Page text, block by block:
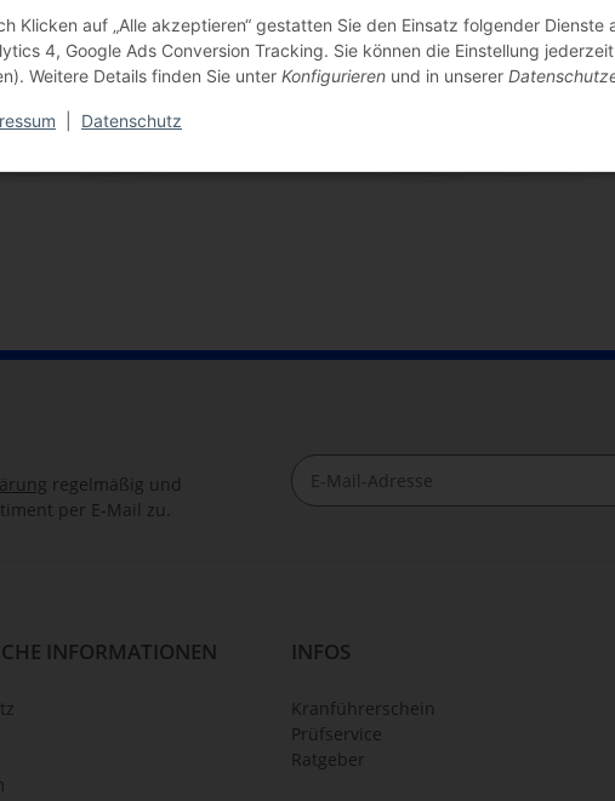
Klicken auf „Alle akzeptieren“ gestatten Sie den Einsatz folgender
4, Google Ads Conversion Tracking. Sie können die Einstellung
Weitere Details finden Sie unter Konfigurieren und in unserer
Datenschutz
Angaben zur Produktsicherheit
regelmäßig und
per E-Mail zu.
INFORMATIONEN INFOS
Kranführerschein
Prüfservice
Ratgeber